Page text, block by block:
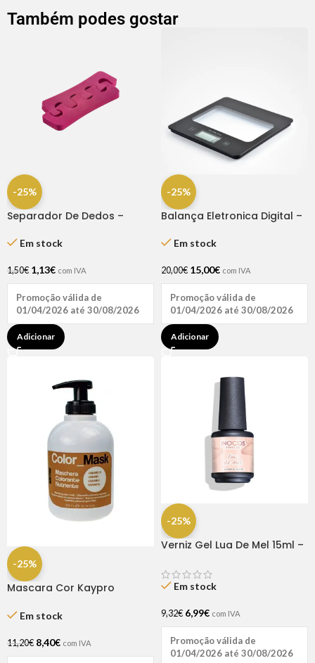
Também podes gostar
-25%
Separador De Dedos –
Em stock
1,50€ 1,13€ com IVA
Promoção válida de
01/04/2026 até 30/08/2026
Adicionar
-25%
Balança Eletronica Digital –
Em stock
20,00€ 15,00€ com IVA
Promoção válida de
01/04/2026 até 30/08/2026
Adicionar
-25%
Mascara Cor Kaypro
Em stock
11,20€ 8,40€ com IVA
-25%
Verniz Gel Lua De Mel 15ml –
Em stock
9,32€ 6,99€ com IVA
Promoção válida de
01/04/2026 até 30/08/2026